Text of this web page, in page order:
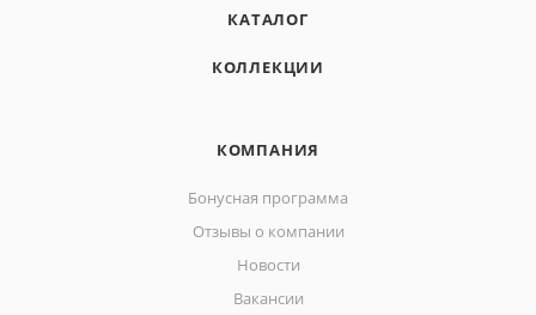
КАТАЛОГ
КОЛЛЕКЦИИ
КОМПАНИЯ
Бонусная программа
Отзывы о компании
Новости
Вакансии